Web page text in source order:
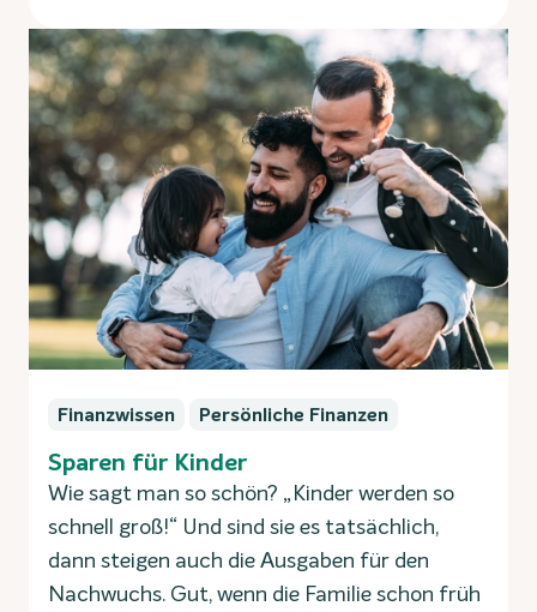
Finanzwissen Persönliche Finanzen
Sparen für Kinder
Wie sagt man so schön? „Kinder werden so
schnell groß!“ Und sind sie es tatsächlich,
dann steigen auch die Ausgaben für den
Nachwuchs. Gut, wenn die Familie schon früh